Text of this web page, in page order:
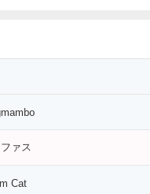
ァス
Cat